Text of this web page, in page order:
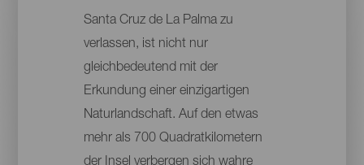
Santa Cruz de La Palma zu
verlassen, ist nicht nur
gleichbedeutend mit der
Erkundung einer einzigartigen
Naturlandschaft. Auf den etwas
mehr als 700 Quadratkilometern